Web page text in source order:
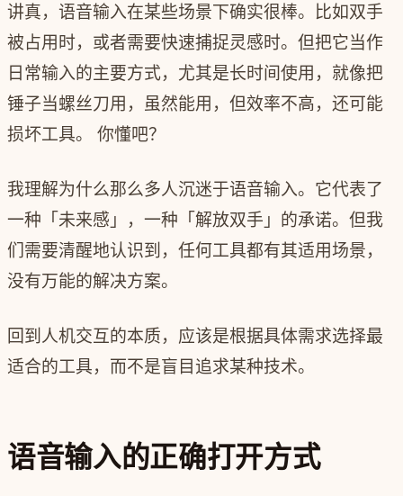
讲真，语音输入在某些场景下确实很棒。比如双手
被占用时，或者需要快速捕捉灵感时。但把它当作
日常输入的主要方式，尤其是长时间使用，就像把
锤子当螺丝刀用，虽然能用，但效率不高，还可能
损坏工具。 你懂吧？
我理解为什么那么多人沉迷于语音输入。它代表了
一种「未来感」，一种「解放双手」的承诺。但我
们需要清醒地认识到，任何工具都有其适用场景，
没有万能的解决方案。
回到人机交互的本质，应该是根据具体需求选择最
适合的工具，而不是盲目追求某种技术。
语音输入的正确打开方式